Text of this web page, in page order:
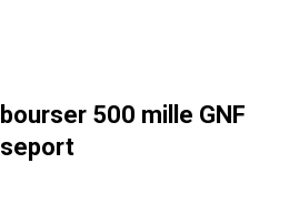
500 mille GNF